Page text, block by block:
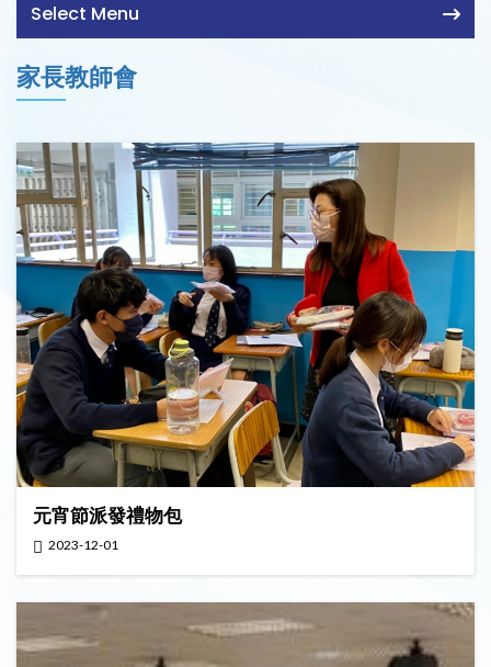
Select Menu
家長教師會
元宵節派發禮物包
2023-12-01